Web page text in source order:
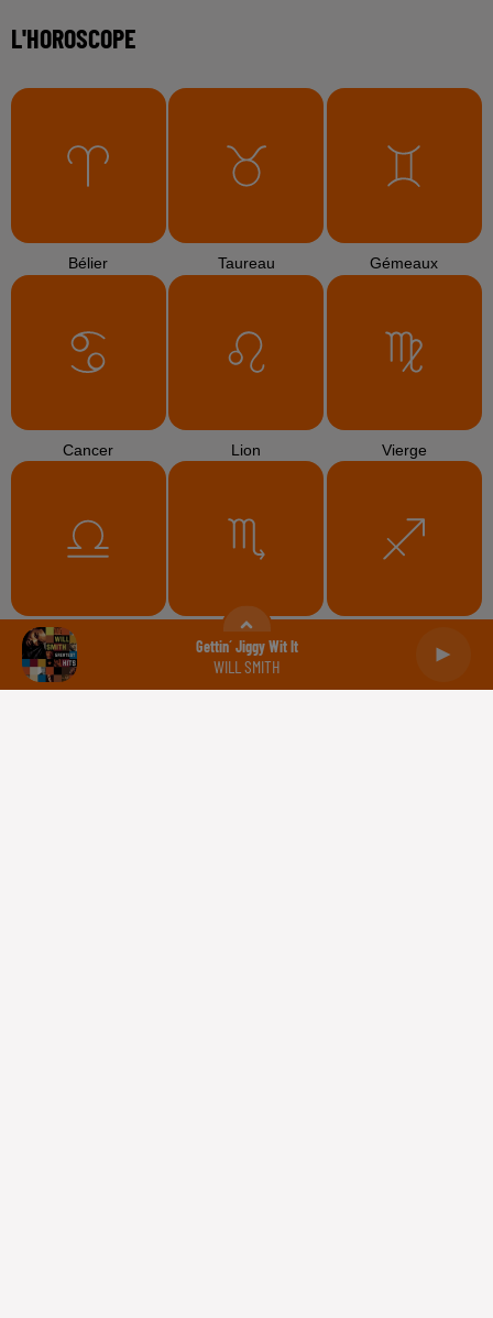
Gettin´ Jiggy Wit It
WILL SMITH
L'HOROSCOPE
Bélier Taureau Gémeaux
Cancer Lion Vierge
Balance Scorpion